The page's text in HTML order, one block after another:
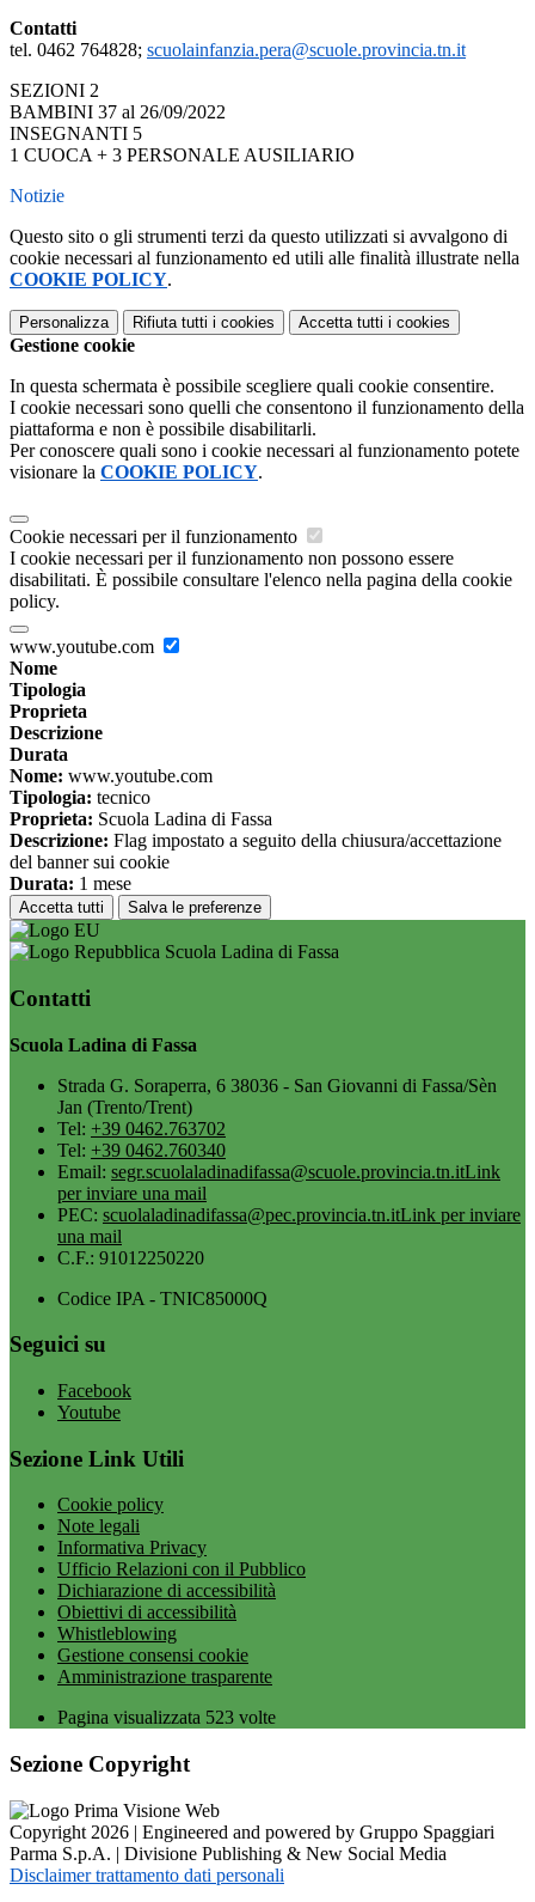
Contatti
tel. 0462 764828; scuolainfanzia.pera@scuole.provincia.tn.it
SEZIONI 2
BAMBINI 37 al 26/09/2022
INSEGNANTI 5
1 CUOCA + 3 PERSONALE AUSILIARIO
Notizie
Questo sito o gli strumenti terzi da questo utilizzati si avvalgono di
cookie necessari al funzionamento ed utili alle finalità illustrate nella
COOKIE POLICY.
Personalizza Rifiuta tutti i cookies Accetta tutti i cookies
Gestione cookie
In questa schermata è possibile scegliere quali cookie consentire.
I cookie necessari sono quelli che consentono il funzionamento della
piattaforma e non è possibile disabilitarli.
Per conoscere quali sono i cookie necessari al funzionamento potete
visionare la COOKIE POLICY.
Cookie necessari per il funzionamento
I cookie necessari per il funzionamento non possono essere
disabilitati. È possibile consultare l'elenco nella pagina della cookie
policy.
www.youtube.com
Nome
Tipologia
Proprieta
Descrizione
Durata
Nome: www.youtube.com
Tipologia: tecnico
Proprieta: Scuola Ladina di Fassa
Descrizione: Flag impostato a seguito della chiusura/accettazione
del banner sui cookie
Durata: 1 mese
Accetta tutti Salva le preferenze
Scuola Ladina di Fassa
Contatti
Scuola Ladina di Fassa
Strada G. Soraperra, 6 38036 - San Giovanni di Fassa/Sèn
Jan (Trento/Trent)
Tel: +39 0462.763702
Tel: +39 0462.760340
Email: segr.scuolaladinadifassa@scuole.provincia.tn.itLink
per inviare una mail
PEC: scuolaladinadifassa@pec.provincia.tn.itLink per inviare
una mail
C.F.: 91012250220
Codice IPA - TNIC85000Q
Seguici su
Facebook
Youtube
Sezione Link Utili
Cookie policy
Note legali
Informativa Privacy
Ufficio Relazioni con il Pubblico
Dichiarazione di accessibilità
Obiettivi di accessibilità
Whistleblowing
Gestione consensi cookie
Amministrazione trasparente
Pagina visualizzata 523 volte
Sezione Copyright
Copyright 2026 | Engineered and powered by Gruppo Spaggiari
Parma S.p.A. | Divisione Publishing & New Social Media
Disclaimer trattamento dati personali